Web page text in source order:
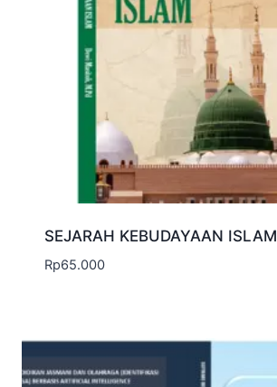
SEJARAH KEBUDAYAAN ISLAM
Rp65.000